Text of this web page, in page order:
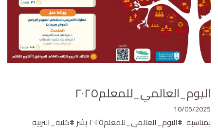
اليوم_العالمي_للمعلم٢٠٢٥⁩
10/05/2025